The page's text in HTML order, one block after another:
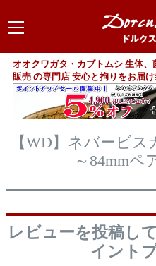
オオクワガタ・カブトムシ 生体
販売 の専門店 安心と拘りをお届け
【WD】ネバービ
～84mmペ
レビューを投稿し
イント